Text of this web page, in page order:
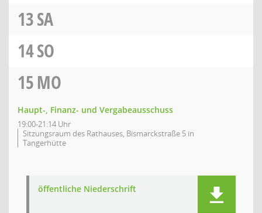
13SA
14SO
15MO
Haupt-, Finanz- und Vergabeausschuss
19:00-21:14 Uhr
Sitzungsraum des Rathauses, Bismarckstraße 5 in
Tangerhütte
öffentliche Niederschrift